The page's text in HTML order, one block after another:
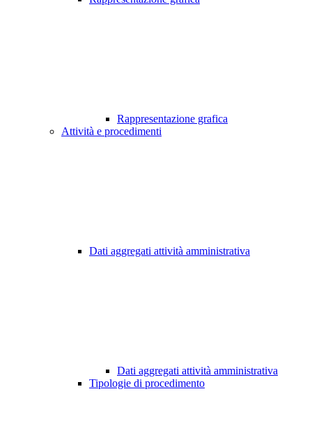
Rappresentazione grafica
Attività e procedimenti
Dati aggregati attività amministrativa
Dati aggregati attività amministrativa
Tipologie di procedimento